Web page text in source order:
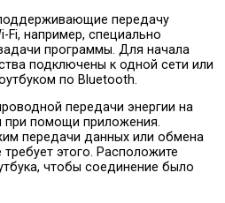
передачу
Fi, например, специально
программы. Для начала
подключены к одной сети или
по Bluetooth.
передачи энергии на
при помощи приложения.
передачи данных или обмена
этого. Расположите
чтобы соединение было